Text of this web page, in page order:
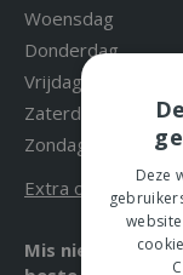
Woensdag
Donderdag
Vrijdag
Zaterdag
Zondag
Extra
Mis niet langer
Deze